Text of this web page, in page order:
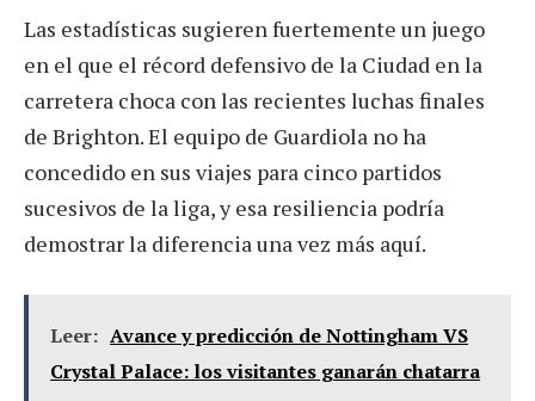
Las estadísticas sugieren fuertemente un juego
en el que el récord defensivo de la Ciudad en la
carretera choca con las recientes luchas finales
de Brighton. El equipo de Guardiola no ha
concedido en sus viajes para cinco partidos
sucesivos de la liga, y esa resiliencia podría
demostrar la diferencia una vez más aquí.
Leer: Avance y predicción de Nottingham VS
Crystal Palace: los visitantes ganarán chatarra